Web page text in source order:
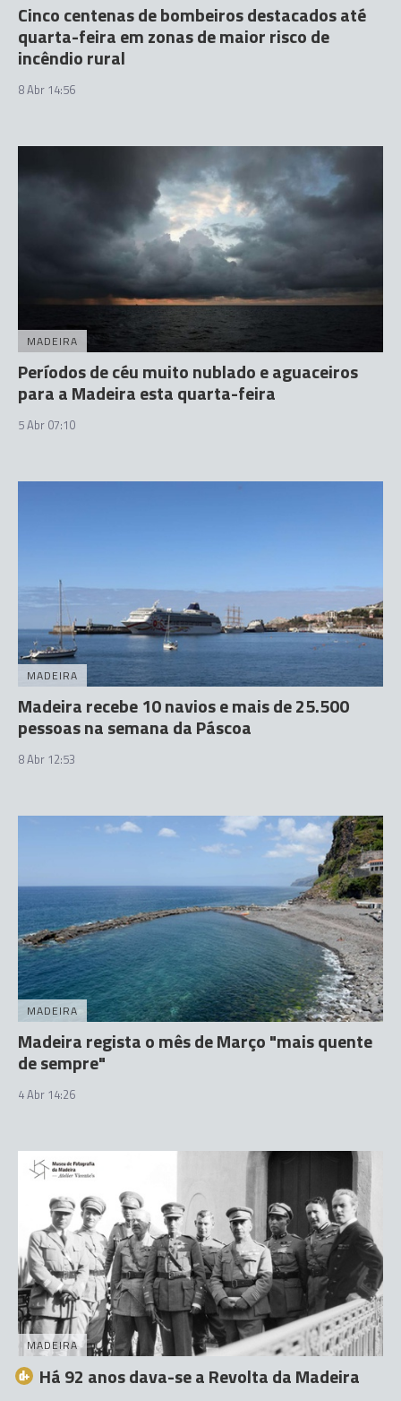
Cinco centenas de bombeiros destacados até
quarta-feira em zonas de maior risco de
incêndio rural
8 Abr 14:56
MADEIRA
Períodos de céu muito nublado e aguaceiros
para a Madeira esta quarta-feira
5 Abr 07:10
MADEIRA
Madeira recebe 10 navios e mais de 25.500
pessoas na semana da Páscoa
8 Abr 12:53
MADEIRA
Madeira regista o mês de Março "mais quente
de sempre"
4 Abr 14:26
MADEIRA
Há 92 anos dava-se a Revolta da Madeira